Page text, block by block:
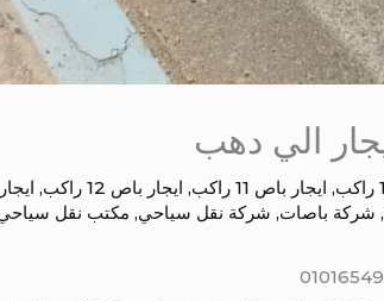
, ايجار باص 11 راكب , ايجار باص 12 راكب , ايجار
, شركة باصات, شركة نقل سياحي, مكتب نقل